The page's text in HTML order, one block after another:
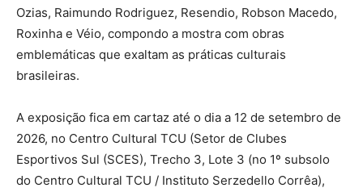
Ozias, Raimundo Rodriguez, Resendio, Robson Macedo,
Roxinha e Véio, compondo a mostra com obras
emblemáticas que exaltam as práticas culturais
brasileiras.
A exposição fica em cartaz até o dia a 12 de setembro de
2026, no Centro Cultural TCU (Setor de Clubes
Esportivos Sul (SCES), Trecho 3, Lote 3 (no 1º subsolo
do Centro Cultural TCU / Instituto Serzedello Corrêa),